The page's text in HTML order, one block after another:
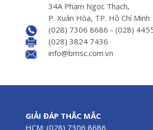
34A Phạm Ngọc Thạch,
P. Xuân Hòa, TP. Hồ Chí Minh
(028) 7306 8686 - (028)
(028) 3824 7436
info@bmsc.com.vn
GIẢI ĐÁP THẮC MẮC
HCM: (028) 7306 8686